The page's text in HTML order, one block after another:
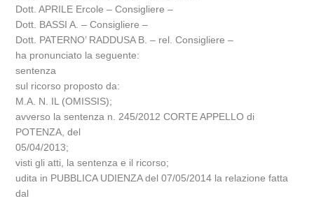
Dott. APRILE Ercole – Consigliere –
Dott. BASSI A. – Consigliere –
Dott. PATERNO’ RADDUSA B. – rel. Consigliere –
ha pronunciato la seguente:
sentenza
sul ricorso proposto da:
M.A. N. IL (OMISSIS);
avverso la sentenza n. 245/2012 CORTE APPELLO di
POTENZA, del
05/04/2013;
visti gli atti, la sentenza e il ricorso;
udita in PUBBLICA UDIENZA del 07/05/2014 la relazione fatta
dal